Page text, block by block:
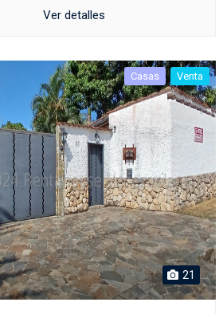
Ver detalles
Casas Venta
21